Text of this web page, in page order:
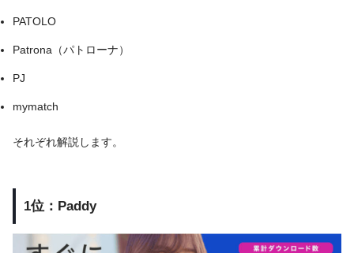
PATOLO
Patrona（パトローナ）
PJ
mymatch
それぞれ解説します。
1位：Paddy